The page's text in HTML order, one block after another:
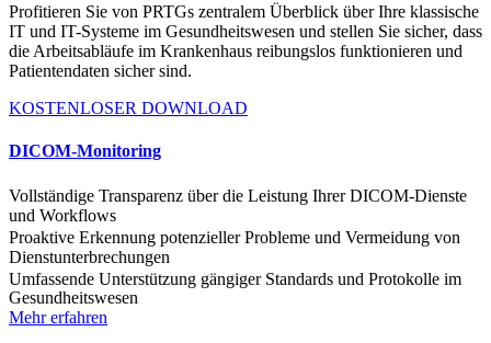
Profitieren Sie von PRTGs zentralem Überblick über Ihre klassische
IT und IT-Systeme im Gesundheitswesen und stellen Sie sicher, dass
die Arbeitsabläufe im Krankenhaus reibungslos funktionieren und
Patientendaten sicher sind.
KOSTENLOSER DOWNLOAD
DICOM-Monitoring
Vollständige Transparenz über die Leistung Ihrer DICOM-Dienste
und Workflows
Proaktive Erkennung potenzieller Probleme und Vermeidung von
Dienstunterbrechungen
Umfassende Unterstützung gängiger Standards und Protokolle im
Gesundheitswesen
Mehr erfahren